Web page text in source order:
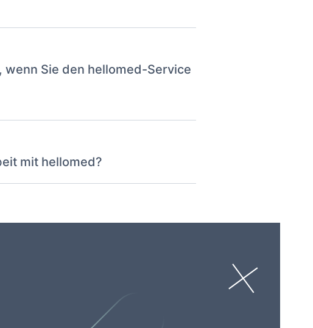
Sie den hellomed-Service
mit hellomed?